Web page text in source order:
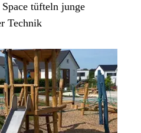
tüfteln junge
Technik